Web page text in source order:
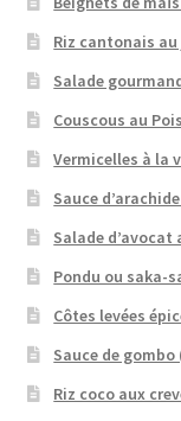
Riz cantonais
Salade
Couscous au
Vermicelles à la
Sauce
Salade d’avocat
Pondu ou saka-
Côtes levées
Sauce de
Riz coco aux